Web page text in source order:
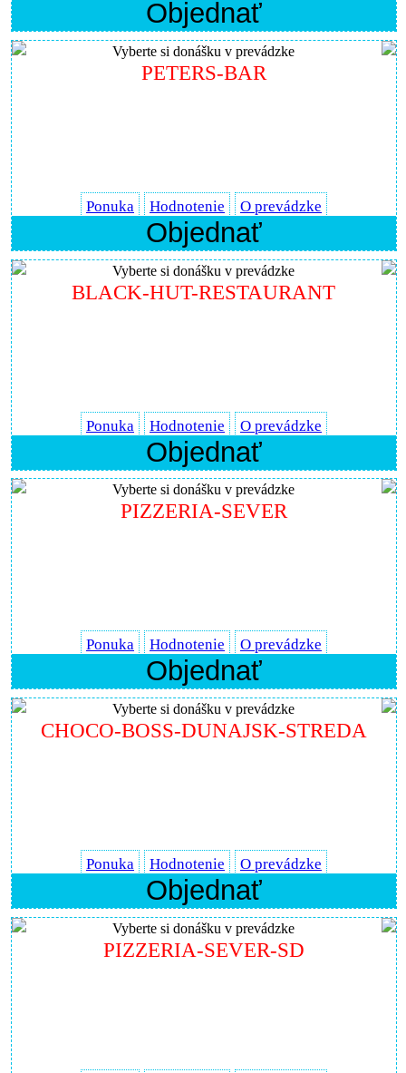
Objednať
Vyberte si donášku v prevádzke
PETERS-BAR
Ponuka Hodnotenie O prevádzke
Objednať
Vyberte si donášku v prevádzke
BLACK-HUT-RESTAURANT
Ponuka Hodnotenie O prevádzke
Objednať
Vyberte si donášku v prevádzke
PIZZERIA-SEVER
Ponuka Hodnotenie O prevádzke
Objednať
Vyberte si donášku v prevádzke
CHOCO-BOSS-DUNAJSK-STREDA
Ponuka Hodnotenie O prevádzke
Objednať
Vyberte si donášku v prevádzke
PIZZERIA-SEVER-SD